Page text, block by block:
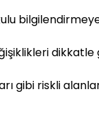
gibi riskli